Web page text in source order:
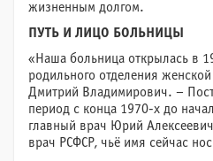
жизненным долгом.
ПУТЬ И ЛИЦО БОЛЬНИЦЫ
«Наша больница открылась в
родильного отделения
Дмитрий Владимирович. –
период с конца 1970-х до
главный врач Юрий
врач РСФСР, чьё имя сейчас